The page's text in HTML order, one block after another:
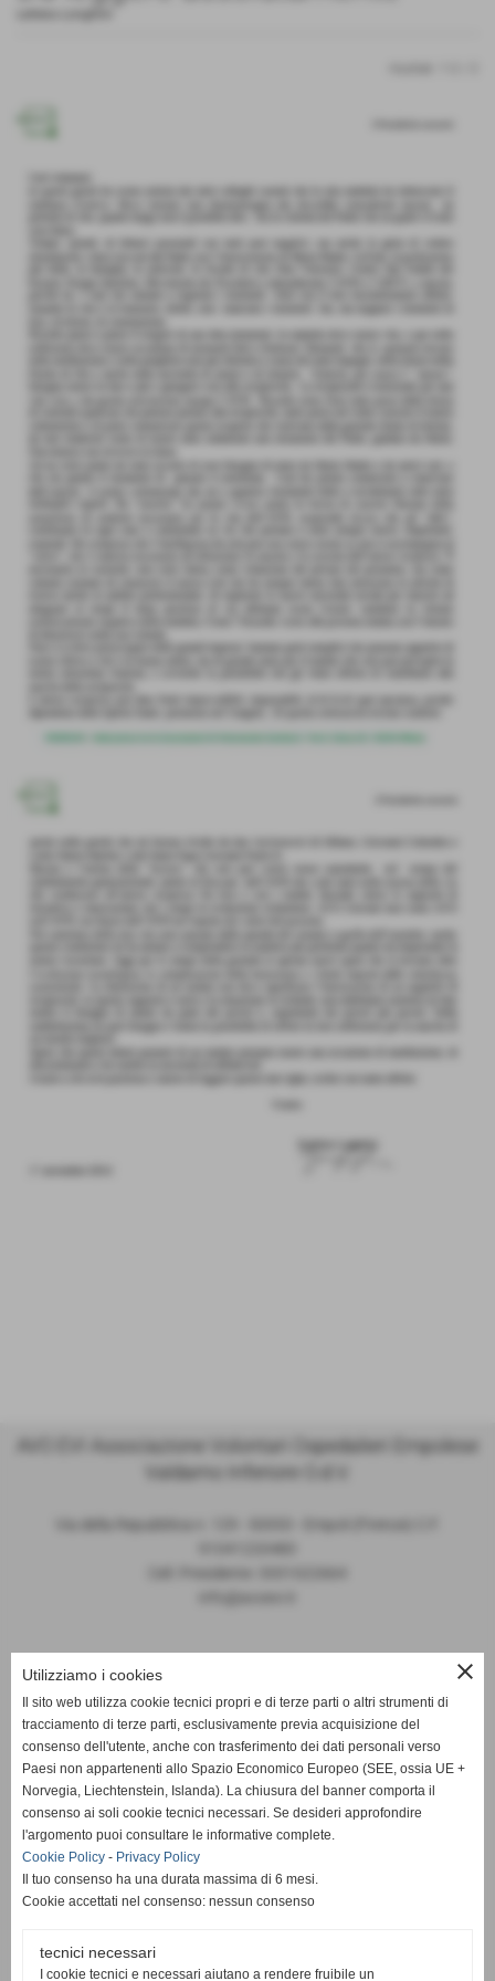
AVO EVI Associazione Volontari Ospedalieri Empolese
Valdarno Inferiore O.d.V.
Requisito di accessibilità previsti dal D. Lgs.
82/2022 ( attuazione della direttiva UE
2019/882)
La nostra associazione, essendo una ODV, non è tenuta ai
requisiti di accessibilità in attuazione delle direttive europee in
quanto non rientra nelle categorie assoggettate data la natura
dell'associazione e delle sue attività di volontariato
close
Utilizziamo i cookies
Il sito web utilizza cookie tecnici propri e di terze parti o altri strumenti di
tracciamento di terze parti, esclusivamente previa acquisizione del
consenso dell'utente, anche con trasferimento dei dati personali verso
Paesi non appartenenti allo Spazio Economico Europeo (SEE, ossia UE +
Norvegia, Liechtenstein, Islanda). La chiusura del banner comporta il
consenso ai soli cookie tecnici necessari. Se desideri approfondire
l'argomento puoi consultare le informative complete.
Cookie Policy - Privacy Policy
Il tuo consenso ha una durata massima di 6 mesi.
Cookie accettati nel consenso: nessun consenso
tecnici necessari
I cookie tecnici e necessari aiutano a rendere fruibile un